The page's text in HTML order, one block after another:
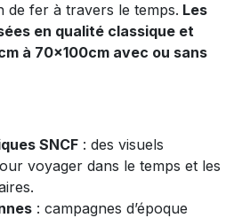
de fer à travers le temps. Les
en qualité classique et
à 70x100cm avec ou sans
SNCF : des visuels
voyager dans le temps et les
: campagnes d’époque